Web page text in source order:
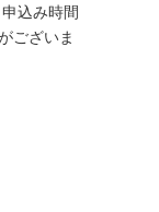
込み時間
ございま